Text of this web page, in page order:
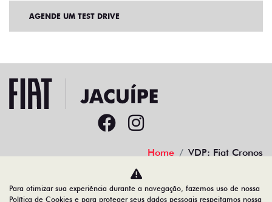
AGENDE UM TEST DRIVE
Home VDP: Fiat Cronos
Desacelere. Seu bem maior é a vida.
Para otimizar sua experiência durante a navegação, fazemos uso de nossa
Política de Cookies e para proteger seus dados pessoais respeitamos nossa